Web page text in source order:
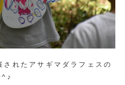
されたアサギマダラフェスの